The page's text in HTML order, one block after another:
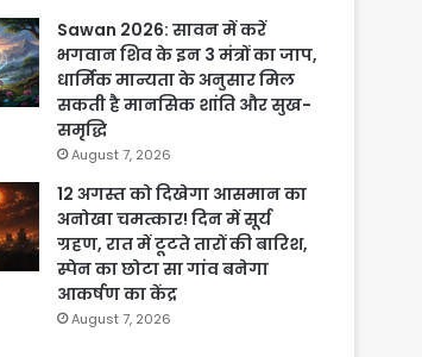
Sawan 2026: सावन में करें
भगवान शिव के इन 3 मंत्रों का जाप,
धार्मिक मान्यता के अनुसार मिल
सकती है मानसिक शांति और सुख-
समृद्धि
August 7, 2026
12 अगस्त को दिखेगा आसमान का
अनोखा चमत्कार! दिन में सूर्य
ग्रहण, रात में टूटते तारों की बारिश,
स्पेन का छोटा सा गांव बनेगा
आकर्षण का केंद्र
August 7, 2026